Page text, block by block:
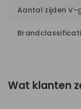
Aantal zijden V-
Wat klanten